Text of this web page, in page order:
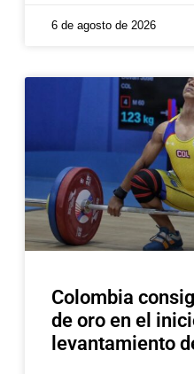
6 de agosto de 2026
Colombia
de oro en el
levantamiento